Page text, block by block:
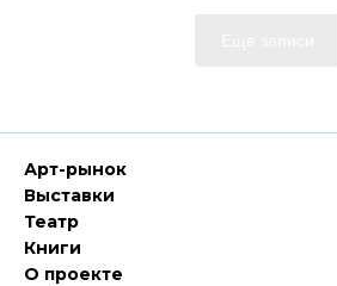
Арт-рынок
Выставки
Театр
Книги
О проекте